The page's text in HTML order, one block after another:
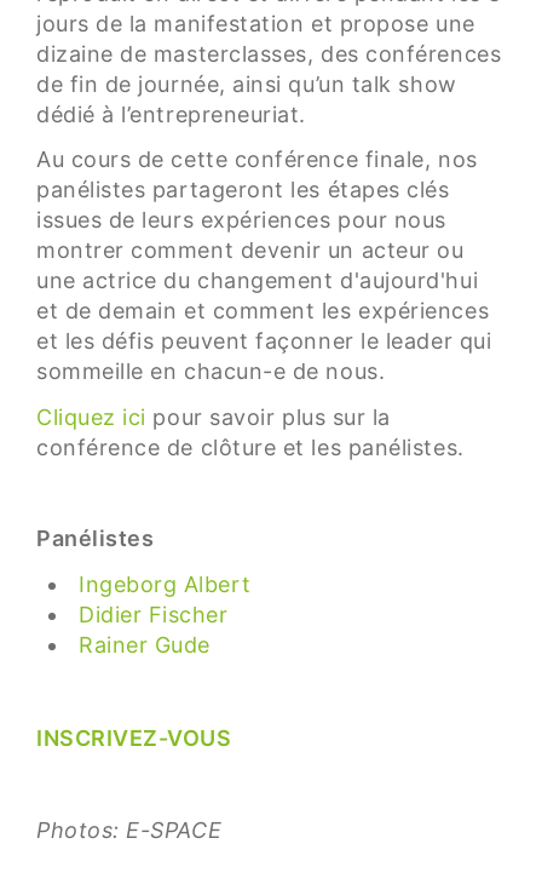
jours de la manifestation et propose une
dizaine de masterclasses, des conférences
de fin de journée, ainsi qu’un talk show
dédié à l’entrepreneuriat.
Au cours de cette conférence finale, nos
panélistes partageront les étapes clés
issues de leurs expériences pour nous
montrer comment devenir un acteur ou
une actrice du changement d'aujourd'hui
et de demain et comment les expériences
et les défis peuvent façonner le leader qui
sommeille en chacun-e de nous.
Cliquez ici pour savoir plus sur la
conférence de clôture et les panélistes.
Panélistes
Ingeborg Albert
Didier Fischer
Rainer Gude
INSCRIVEZ-VOUS
Photos: E-SPACE